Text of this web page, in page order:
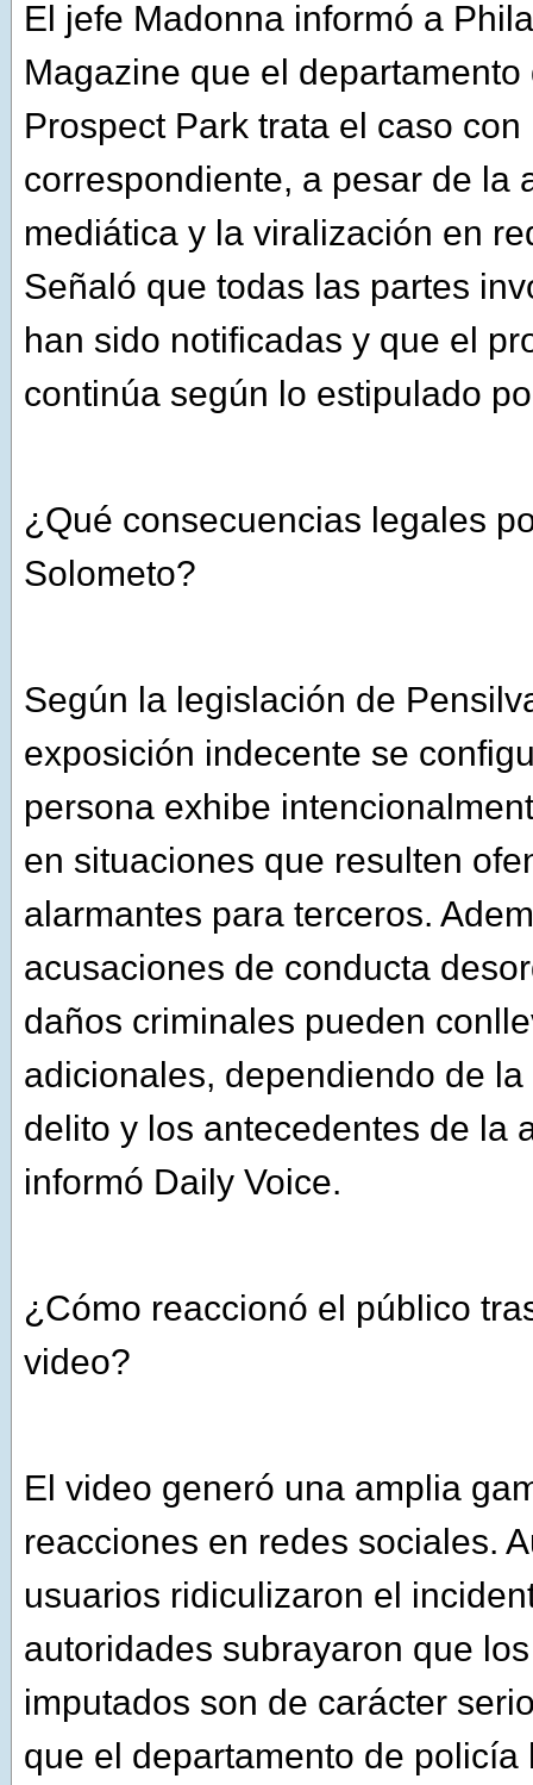
El jefe Madonna informó a
Magazine que el
Prospect Park trata el caso
correspondiente, a pesar de la
mediática y la viralización en
Señaló que todas las partes
han sido notificadas y que el
continúa según lo estipulado
¿Qué consecuencias legales
Solometo?
Según la legislación de
exposición indecente se
persona exhibe
en situaciones que resulten
alarmantes para terceros.
acusaciones de conducta
daños criminales pueden
adicionales, dependiendo de
delito y los antecedentes de la
informó Daily Voice.
¿Cómo reaccionó el público
video?
El video generó una amplia
reacciones en redes sociales.
usuarios ridiculizaron el
autoridades subrayaron que
imputados son de carácter
que el departamento de policía